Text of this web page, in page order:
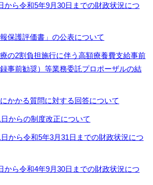
から令和5年9月30日までの財政状況につ
報保護評価書」の公表について
の2割負担施行に伴う高額療養費支給事前
事前勧奨）等業務委託プロポーザルの結
かかる質問に対する回答について
からの制度改正について
から令和5年3月31日までの財政状況につ
から令和4年9月30日までの財政状況につ